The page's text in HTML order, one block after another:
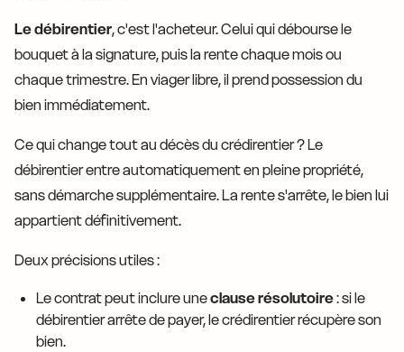
Le débirentier, c'est l'acheteur. Celui qui débourse le
bouquet à la signature, puis la rente chaque mois ou
chaque trimestre. En viager libre, il prend possession du
bien immédiatement.
Ce qui change tout au décès du crédirentier ? Le
débirentier entre automatiquement en pleine propriété,
sans démarche supplémentaire. La rente s'arrête, le bien lui
appartient définitivement.
Deux précisions utiles :
Le contrat peut inclure uneclause résolutoire: si le
débirentier arrête de payer, le crédirentier récupère son
bien.